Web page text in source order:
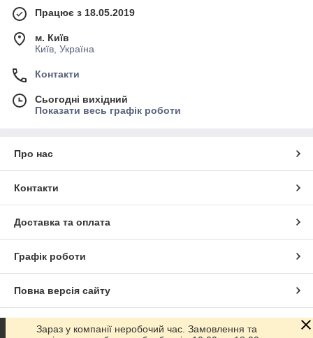
Працює з 18.05.2019
м. Київ
Київ, Україна
Контакти
Сьогодні вихідний
Показати весь графік роботи
Про нас
Контакти
Доставка та оплата
Графік роботи
Повна версія сайту
Сайт створено на маркетплейсіProm.ua
Зараз у компанії неробочий час. Замовлення та